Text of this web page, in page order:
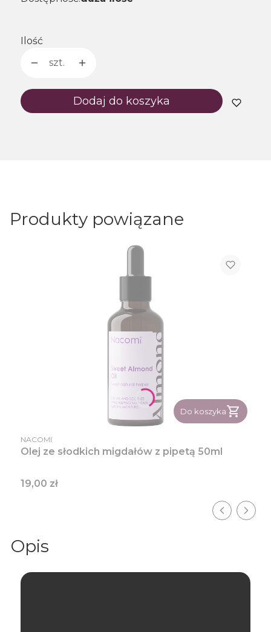
Ilość
szt.
Dodaj do koszyka
Produkty powiązane
Do koszyka
PRODUCENT
NACOMI
Olej ze słodkich migdałów z pipetą 50ml
Cena
19,00 zł
Opis